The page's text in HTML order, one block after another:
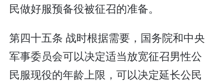
民做好服预备役被征召的准备。
第四十五条 战时根据需要，国务院和中央
军事委员会可以决定适当放宽征召男性公
民服现役的年龄上限，可以决定延长公民